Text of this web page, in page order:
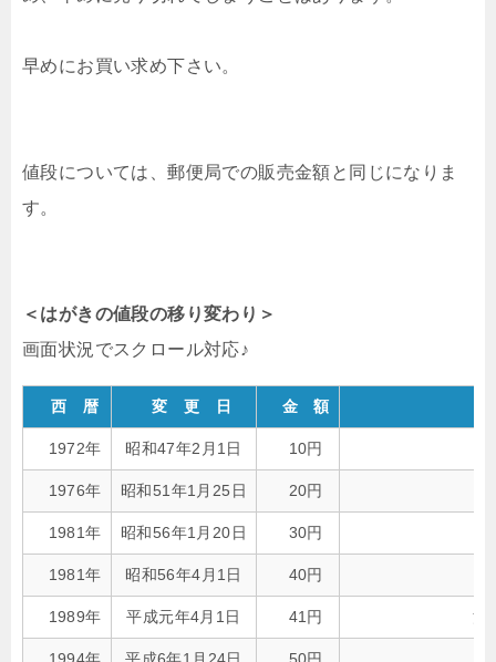
早めにお買い求め下さい。
値段については、郵便局での販売金額と同じになりま
す。
＜はがきの値段の移り変わり＞
西 暦 変 更 日 金 額
1972年 昭和47年2月1日 10円
1976年 昭和51年1月25日 20円
1981年 昭和56年1月20日 30円
1981年 昭和56年4月1日 40円
1989年 平成元年4月1日 41円 消